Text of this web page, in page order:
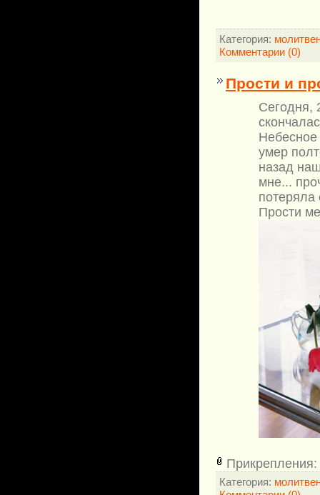
Категория:
Комментарии (0)
Прости и
Сегодня,
умер
назад
мне...
Прости
Прикрепления:
Категория: